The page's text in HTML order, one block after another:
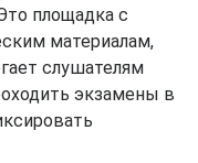
площадка с
материалам,
слушателям
экзамены в